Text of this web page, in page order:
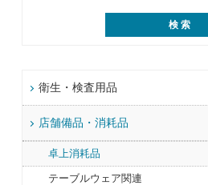
衛生・検査用品
店舗備品・消耗品
卓上消耗品
テーブルウェア関連